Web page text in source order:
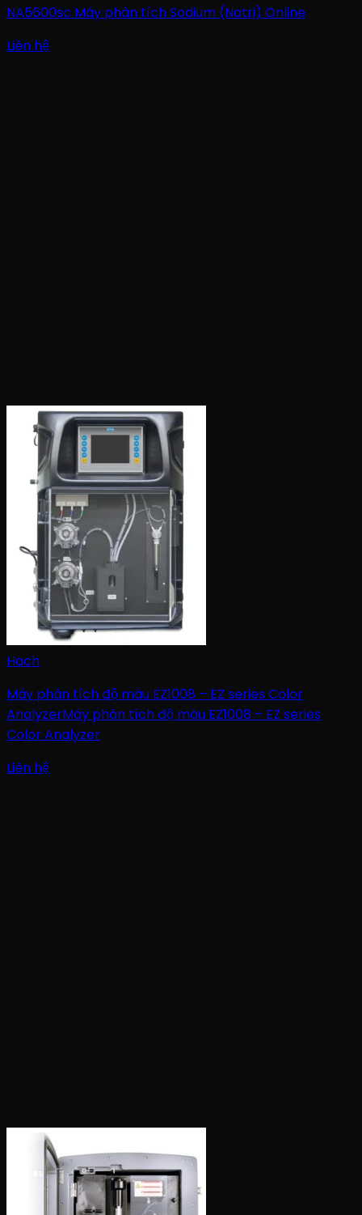
NA5600sc Máy phân tích Sodium (Natri) Online
Liên hệ
Hach
Máy phân tích độ màu EZ1008 – EZ series Color
AnalyzerMáy phân tích độ màu EZ1008 – EZ series
Color Analyzer
Liên hệ